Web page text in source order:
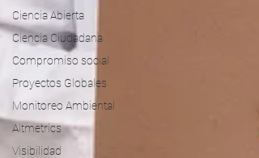
Ciencia Abierta
Ciencia Ciudadana
Compromiso social
Proyectos Globales
Monitoreo Ambiental
Altmetrics
Visibilidad